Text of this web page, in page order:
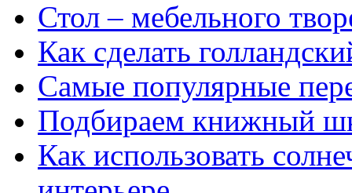
Стол – мебельного
Как сделать
Самые популярные
Подбираем книжный
Как использовать